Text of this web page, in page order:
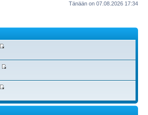
Tänään on 07.08.2026 17:34